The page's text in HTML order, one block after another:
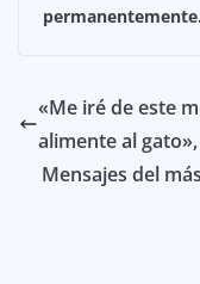
permanentemente.
«Me iré de este
alimente al
Mensajes del